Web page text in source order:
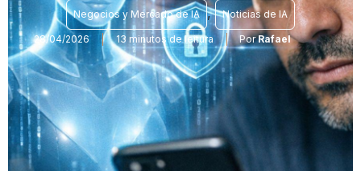
Negocios y Mercado de IA , Noticias de IA
28/04/2026 13 minutos de leitura PorRafael